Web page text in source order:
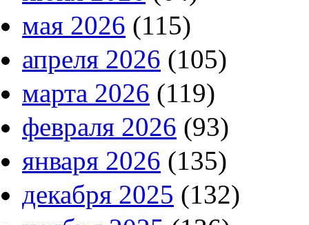
мая 2026 (115)
апреля 2026 (105)
марта 2026 (119)
февраля 2026 (93)
января 2026 (135)
декабря 2025 (132)